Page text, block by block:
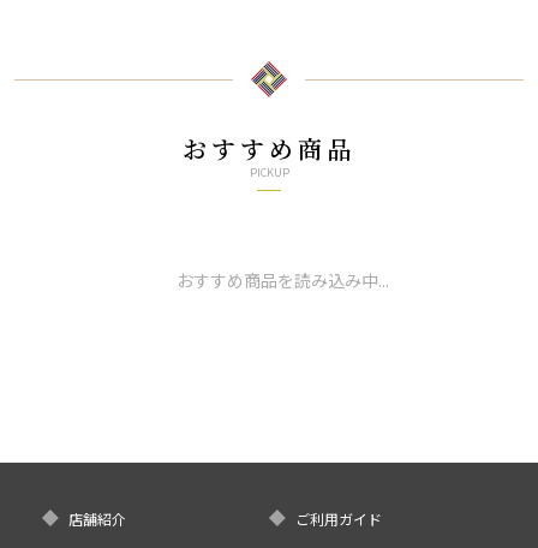
おすすめ商品
PICKUP
おすすめ商品を読み込み中...
店舗紹介 ご利用ガイド